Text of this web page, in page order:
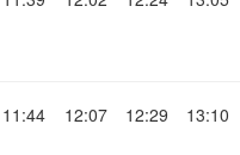
11:44 12:07 12:29 13:10